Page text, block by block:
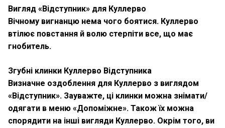
Вигляд «Відступник» для Куллерво
Вічному вигнанцю нема чого боятися. Куллерво
втілює повстання й волю стерпіти все, що має
гнобитель.
Згубні клинки Куллерво Відступника
Визначне оздоблення для Куллерво з виглядом
«Відступник». Зауважте, ці клинки можна знімати/
одягати в меню «Допоміжне». Також їх можна
спорядити на інші вигляди Куллерво. Окрім того, ви